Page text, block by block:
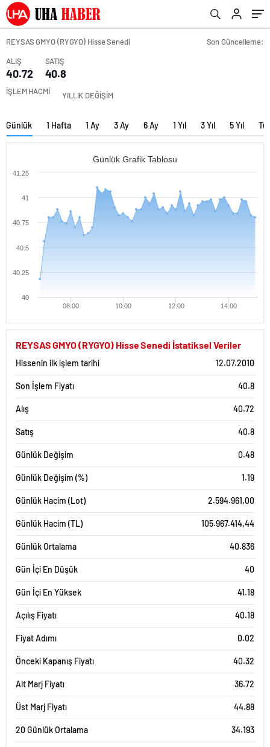
REYSAS GMYO (RYGYO) Hisse Senedi
Son Güncelleme:
ALIŞ
40.72
SATIŞ
40.8
İŞLEM HACMİ YILLIK DEĞİŞİM
Günlük 1 Hafta 1 Ay 3 Ay 6 Ay 1 Yıl 3 Yıl 5 Yıl
Günlük Grafik Tablosu
08:00 10:00 12:00 14:00
40
40.25
40.5
40.75
41
41.25
REYSAS GMYO (RYGYO) Hisse Senedi İstatiksel Veriler
Hissenin ilk işlem tarihi 12.07.2010
Son İşlem Fiyatı 40.8
Alış 40.72
Satış 40.8
Günlük Değişim 0.48
Günlük Değişim (%) 1.19
Günlük Hacim (Lot) 2.594.961,00
Günlük Hacim (TL) 105.967.414,44
Günlük Ortalama 40.836
Gün İçi En Düşük 40
Gün İçi En Yüksek 41.18
Açılış Fiyatı 40.18
Fiyat Adımı 0.02
Önceki Kapanış Fiyatı 40.32
Alt Marj Fiyatı 36.72
Üst Marj Fiyatı 44.88
20 Günlük Ortalama 34.193